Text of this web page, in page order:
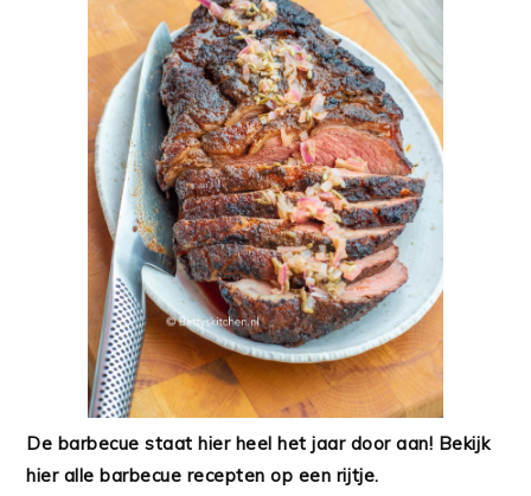
De barbecue staat hier heel het jaar door aan! Bekijk
hier alle barbecue recepten op een rijtje.